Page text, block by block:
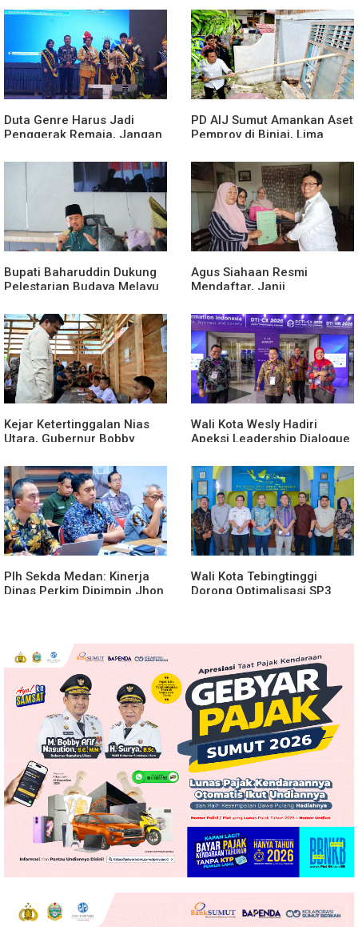
Duta Genre Harus Jadi
Penggerak Remaja, Jangan
PD AIJ Sumut Amankan Aset
Pemprov di Binjai, Lima
Ria Dibongkar
Bupati Baharuddin Dukung
Pelestarian Budaya Melayu
Jilid 7
Agus Siahaan Resmi
Mendaftar, Janji
Lomba Karya Tulis Se-Sumut
Kejar Ketertinggalan Nias
Utara, Gubernur Bobby
Gedung SMPN 4 Sitoli Ori
Wali Kota Wesly Hadiri
Apeksi Leadership Dialogue
Transformasi Digital
Plh Sekda Medan: Kinerja
Dinas Perkim Dipimpin Jhon
Wali Kota Tebingtinggi
Dorong Optimalisasi SP3